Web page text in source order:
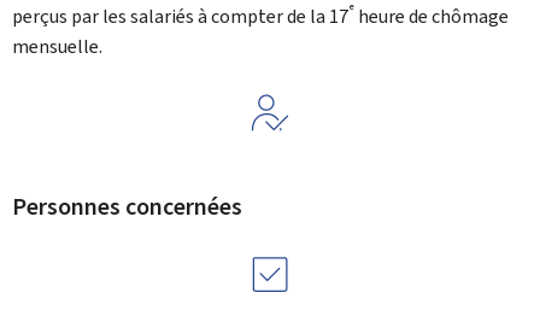
perçus par les salariés à compter de la 17e heure de chômage
mensuelle.
Personnes concernées